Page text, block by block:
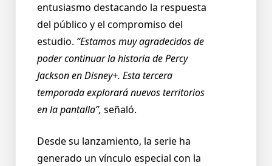
entusiasmo destacando la respuesta
del público y el compromiso del
estudio. “Estamos muy agradecidos de
poder continuar la historia de Percy
Jackson en Disney+. Esta tercera
temporada explorará nuevos territorios
en la pantalla”, señaló.
Desde su lanzamiento, la serie ha
generado un vínculo especial con la